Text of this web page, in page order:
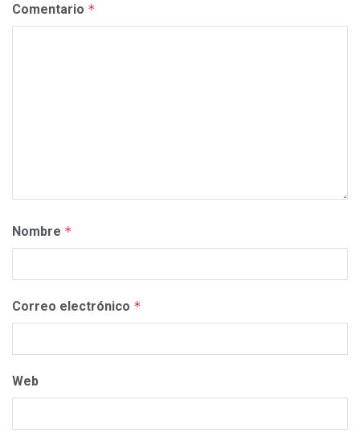
Comentario *
Nombre *
Correo electrónico *
Web